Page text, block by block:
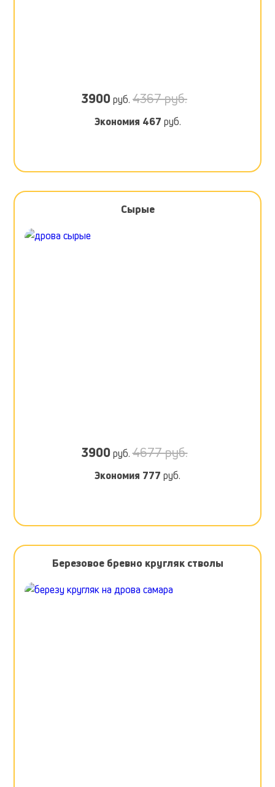
3900 руб. 4367 руб.
Экономия 467 руб.
Сырые
3900 руб.4677 руб.
Экономия 777 руб.
Березовое бревно кругляк стволы